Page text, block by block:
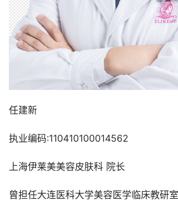
任建新
执业编码:110410100014562
上海伊莱美美容皮肤科 院长
曾担任大连医科大学美容医学临床教研